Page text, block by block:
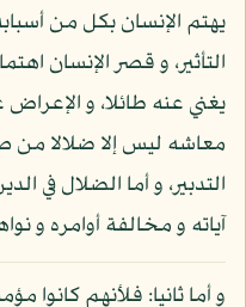
يهتم الإنسان بكل من
التأثير، و قصر الإنسان
يغني عنه طائلا، و
معاشه ليس إلا ضلالا من
التدبير، و أما الضلال في
آياته و مخالفة أوامره و
و أما ثانيا: فلأنهم كانوا